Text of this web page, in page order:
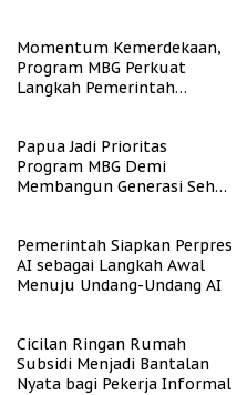
Momentum Kemerdekaan,
Program MBG Perkuat
Langkah Pemerintah
Papua Jadi Prioritas
Program MBG Demi
Membangun Generasi Sehat
Pemerintah Siapkan Perpres
AI sebagai Langkah Awal
Menuju Undang-Undang AI
Cicilan Ringan Rumah
Subsidi Menjadi Bantalan
Nyata bagi Pekerja Informal